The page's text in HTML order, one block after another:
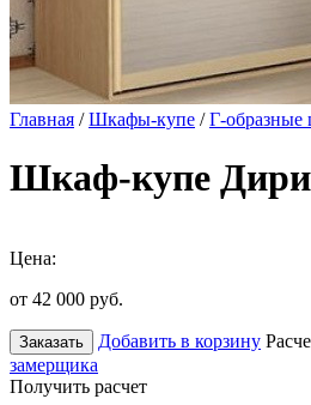
Главная /Шкафы-купе /Г-
Шкаф-купе
Цена:
от 42 000 руб.
Заказать Добавить в корзину
замерщика
Получить расчет